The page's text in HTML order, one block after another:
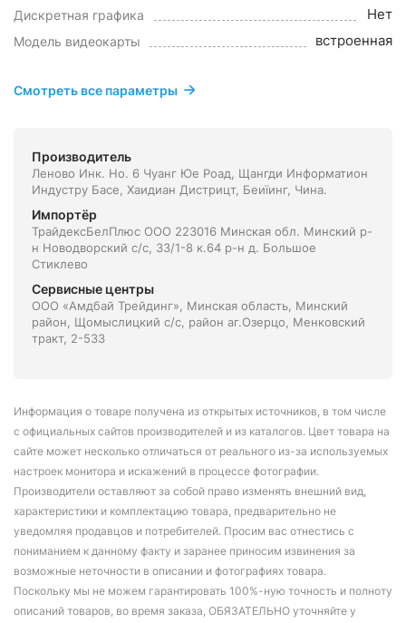
Дискретная графика Нет
Модель видеокарты встроенная
Смотреть все параметры
Производитель
Леново Инк. Но. 6 Чуанг Юе Роад, Щангди Информатион
Индустру Басе, Хаидиан Дистрицт, Беиїинг, Чина.
Импортёр
ТрайдексБелПлюс ООО 223016 Минская обл. Минский р-
н Новодворский с/с, 33/1-8 к.64 р-н д. Большое
Стиклево
Сервисные центры
ООО «Амдбай Трейдинг», Минская область, Минский
район, Щомыслицкий с/с, район аг.Озерцо, Менковский
тракт, 2-533
Информация о товаре получена из открытых источников, в том числе
с официальных сайтов производителей и из каталогов. Цвет товара на
сайте может несколько отличаться от реального из-за используемых
настроек монитора и искажений в процессе фотографии.
Производители оставляют за собой право изменять внешний вид,
характеристики и комплектацию товара, предварительно не
уведомляя продавцов и потребителей. Просим вас отнестись с
пониманием к данному факту и заранее приносим извинения за
возможные неточности в описании и фотографиях товара.
Поскольку мы не можем гарантировать 100%-ную точность и полноту
описаний товаров, во время заказа, ОБЯЗАТЕЛЬНО уточняйте у